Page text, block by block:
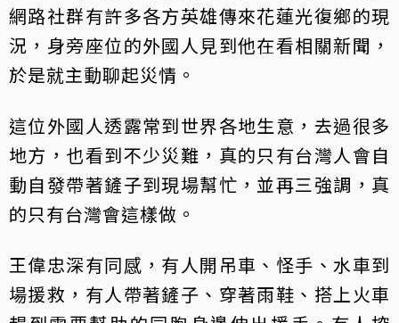
網路社群有許多各方英雄傳來花蓮光復鄉的現
況，身旁座位的外國人見到他在看相關新聞，
於是就主動聊起災情。
這位外國人透露常到世界各地生意，去過很多
地方，也看到不少災難，真的只有台灣人會自
動自發帶著鏟子到現場幫忙，並再三強調，真
的只有台灣會這樣做。
王偉忠深有同感，有人開吊車、怪手、水車到
場援救，有人帶著鏟子、穿著雨鞋、搭上火車